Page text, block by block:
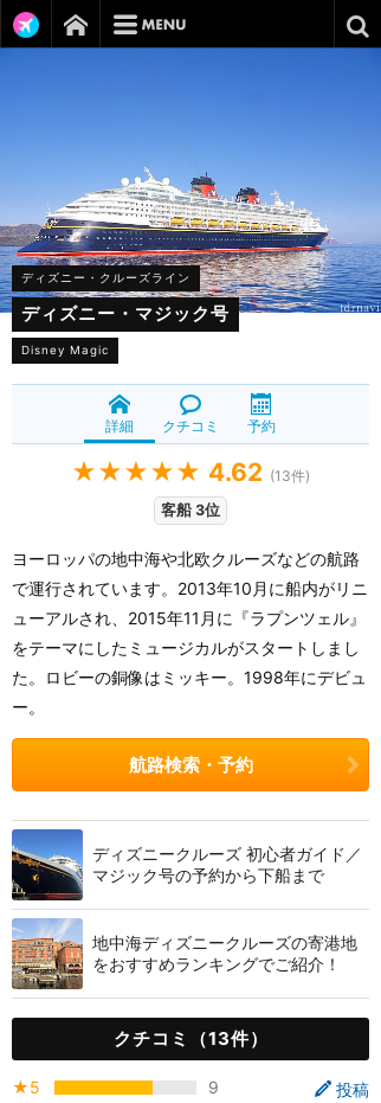
ディズニー・クルーズライン
ディズニー・マジック号
Disney Magic
詳細 クチコミ 予約
★★★★★ 4.62 (13件)
客船 3位
ヨーロッパの地中海や北欧クルーズなどの航路
で運行されています。2013年10月に船内がリニ
ューアルされ、2015年11月に『ラプンツェル』
をテーマにしたミュージカルがスタートしまし
た。ロビーの銅像はミッキー。1998年にデビュ
ー。
航路検索・予約
ディズニークルーズ 初心者ガイド／
マジック号の予約から下船まで
地中海ディズニークルーズの寄港地
をおすすめランキングでご紹介！
クチコミ（13件）
投稿
★5
9